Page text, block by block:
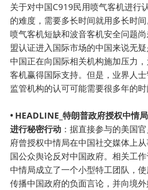
关于对中国C919民用喷气客机进行
的难度，需要多长时间就用多长时
喷气客机短缺和波音客机安全问题
盟认证进入国际市场的中国来说无疑
中国正在向国际相关机构施加压力
客机赢得国际支持。但是，业界人
监管机构的认可可能需要很多年的时
• HEADLINE_特朗普政府授权中情
进行秘密行动 ：据直接参与的美国
府曾授权中情局在中国社交媒体上
国公众舆论反对中国政府。相关工作
中情局成立了一个小型特工团队，
传播中国政府的负面言论，并向境